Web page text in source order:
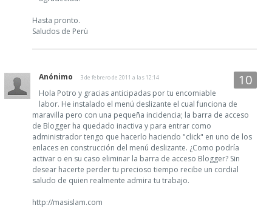
Hasta pronto.
Saludos de Perù
Anónimo 3 de febrero de 2011 a las 12:14
Hola Potro y gracias anticipadas por tu encomiable
labor. He instalado el menú deslizante el cual funciona de
maravilla pero con una pequeña incidencia; la barra de acceso
de Blogger ha quedado inactiva y para entrar como
administrador tengo que hacerlo haciendo "click" en uno de los
enlaces en construcción del menú deslizante. ¿Como podría
activar o en su caso eliminar la barra de acceso Blogger? Sin
desear hacerte perder tu precioso tiempo recibe un cordial
saludo de quien realmente admira tu trabajo.
http://masislam.com